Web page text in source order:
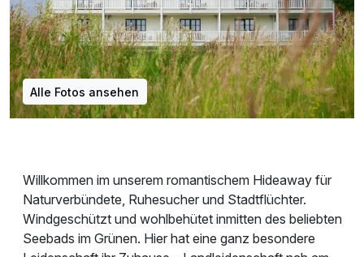
Alle Fotos ansehen
Willkommen im unserem romantischem Hideaway für
Naturverbündete, Ruhesucher und Stadtflüchter.
Windgeschützt und wohlbehütet inmitten des beliebten
Seebads im Grünen. Hier hat eine ganz besondere